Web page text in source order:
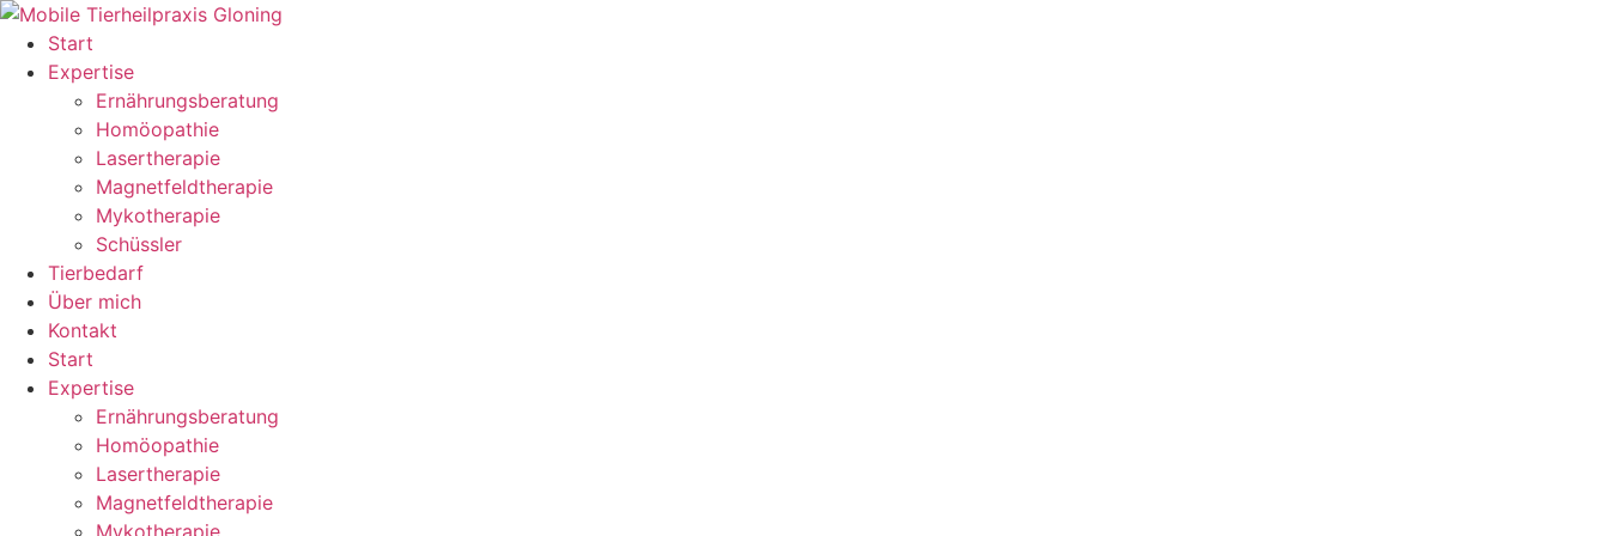
Zum
Inhalt
springen
Start
Expertise
Ernährungsberatung
Homöopathie
Lasertherapie
Magnetfeldtherapie
Mykotherapie
Schüssler
Tierbedarf
Über mich
Kontakt
Start
Expertise
Ernährungsberatung
Homöopathie
Lasertherapie
Magnetfeldtherapie
Mykotherapie